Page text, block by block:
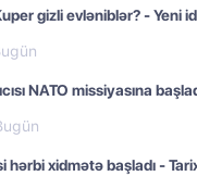
gizli evləniblər? - Yeni
NATO missiyasına
hərbi xidmətə başladı -